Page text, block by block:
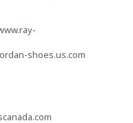
shoes.us.com